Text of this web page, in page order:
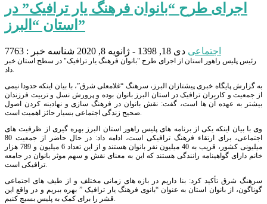
اجرای طرح “بانوان فرهنگ یار ترافیک” در
استان “البرز”
اجتماعی دی 18, 1398 - ژانویه 8, 2020 شناسه خبر : 7763
رئیس پلیس راهور استان از اجرای طرح "بانوان فرهنگ یار ترافیک" در سطح استان خبر
داد.
به گزارش پایگاه خبری پیشتازان البرز، سرهنگ “غلامعلی شرق”، با بیان اینکه حدودا نیمی
از جمعیت و کاربران ترافیک در استان البرز بانوان بوده و پرورش نسل و تربیت فرزندان
بیشتر به عهده آن ها است، گفت: نقش بانوان در فرهنگ سازی و نهادینه کردن اصول
صحیح زندگی اجتماعی بسیار حائز اهمیت است.
وی با بیان اینکه یکی از برنامه های پلیس راهور استان البرز بهره گیری از ظرفیت های
اجتماعی، برای ارتقاء فرهنگ ترافیکی است، ادامه داد: در حال حاضر از جمعیت 80
میلیونی کشور، قریب به 40 میلیون نفر بانوان هستند و از این تعداد 6 میلیون و 789 هزار
خانم دارای گواهینامه رانندگی هستند که این به معنای نقش و سهم موثر بانوان در جامعه
ترافیکی است.
سرهنگ شرق تأکید کرد: بنا داریم در بازه های زمانی مختلف و از طیف های اجتماعی
گوناگون، از بانوان استان به عنوان “بانوی فرهنگ یار ترافیک ” بهره ببریم و در واقع این
قشر را برای کمک به پلیس بسیج کنیم.